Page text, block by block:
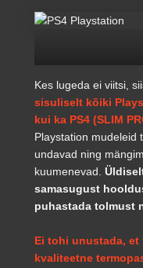
Kes lugeda ei viitsi,
sisuliselt kõiki
kui ka PS4 (SLIM
Playstation mudeleid
undavad ning
kuumenevad.
samasugust
puhastada tolmust
Ei tohi unustada,
kvaliteetne